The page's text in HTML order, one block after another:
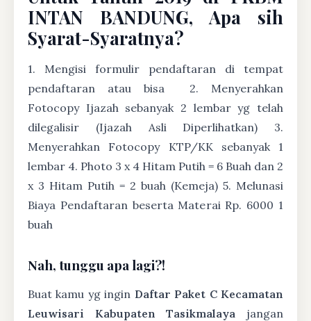
INTAN BANDUNG, Apa sih
Syarat-Syaratnya?
1. Mengisi formulir pendaftaran di tempat
pendaftaran atau bisa
2. Menyerahkan
Fotocopy Ijazah sebanyak 2 lembar yg telah
dilegalisir (Ijazah Asli Diperlihatkan) 3.
Menyerahkan Fotocopy KTP/KK sebanyak 1
lembar 4. Photo 3 x 4 Hitam Putih = 6 Buah dan 2
x 3 Hitam Putih = 2 buah (Kemeja) 5. Melunasi
Biaya Pendaftaran beserta Materai Rp. 6000 1
buah
Nah, tunggu apa lagi?!
Buat kamu yg ingin Daftar Paket C Kecamatan
Leuwisari Kabupaten Tasikmalaya jangan